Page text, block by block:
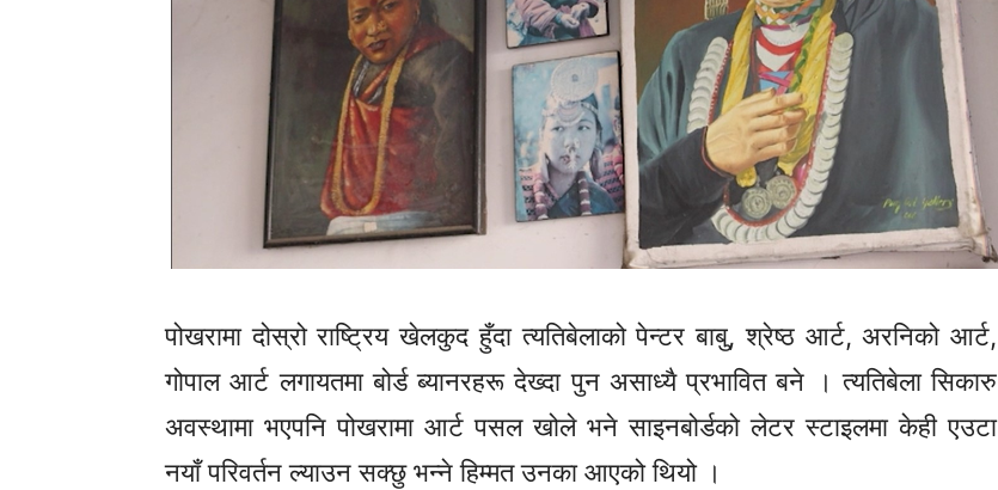
पोखरामा दोस्रो राष्ट्रिय खेलकुद हुँदा त्यतिबेलाको पेन्टर बाबु, श्रेष्ठ आर्ट, अरनिको आर्ट,
गोपाल आर्ट लगायतमा बोर्ड ब्यानरहरू देख्दा पुन असाध्यै प्रभावित बने । त्यतिबेला सिकारु
अवस्थामा भएपनि पोखरामा आर्ट पसल खोले भने साइनबोर्डको लेटर स्टाइलमा केही एउटा
नयाँ परिवर्तन ल्याउन सक्छु भन्ने हिम्मत उनका आएको थियो ।